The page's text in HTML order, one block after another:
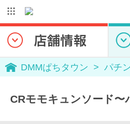
DMMぱちタウン パチ
CRモモキュンソード〜